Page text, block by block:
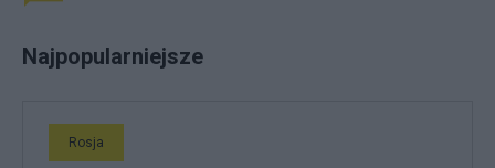
Najpopularniejsze
Rosja